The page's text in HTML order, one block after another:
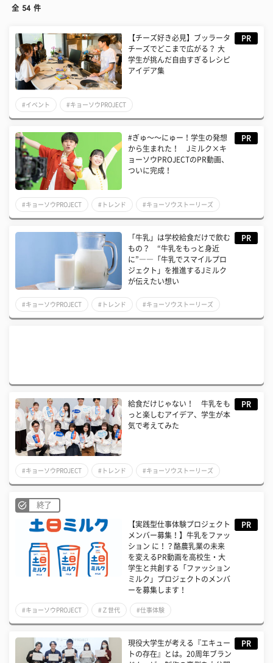
全 54 件
【チーズ好き必見】ブッラータ
チーズでどこまで広がる？ 大
学生が挑んだ自由すぎるレシピ
アイデア集
PR
#イベント #キョーソウPROJECT
#ぎゅ〜〜にゅー！学生の発想
から生まれた！ Jミルク×キ
ョーソウPROJECTのPR動画、
ついに完成！
PR
#キョーソウPROJECT #トレンド #キョーソウストーリーズ
「牛乳」は学校給食だけで飲む
もの？ “牛乳をもっと身近
に”――「牛乳でスマイルプロ
ジェクト」を推進するJミルク
が伝えたい想い
PR
#キョーソウPROJECT #トレンド #キョーソウストーリーズ
給食だけじゃない！ 牛乳をも
っと楽しむアイデア、学生が本
気で考えてみた
PR
#キョーソウPROJECT #トレンド #キョーソウストーリーズ
終了
【実践型仕事体験プロジェクト
メンバー募集！】牛乳をファッ
ション に！？酪農乳業の未来
を変えるPR動画を高校生・大
学生と共創する「ファッション
ミルク」プロジェクトのメンバ
ーを募集します！
PR
#キョーソウPROJECT #Ｚ世代 #仕事体験
現役大学生が考える『エキュー
トの存在』とは。20周年ブラン
PR